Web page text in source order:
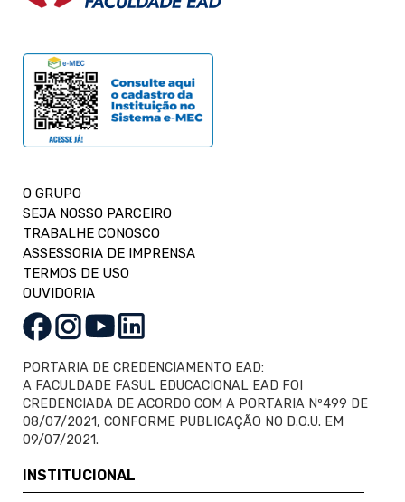
O GRUPO
SEJA NOSSO PARCEIRO
TRABALHE CONOSCO
ASSESSORIA DE IMPRENSA
TERMOS DE USO
OUVIDORIA
PORTARIA DE CREDENCIAMENTO EAD:
A FACULDADE FASUL EDUCACIONAL EAD FOI
CREDENCIADA DE ACORDO COM A PORTARIA Nº499 DE
08/07/2021, CONFORME PUBLICAÇÃO NO D.O.U. EM
09/07/2021.
INSTITUCIONAL